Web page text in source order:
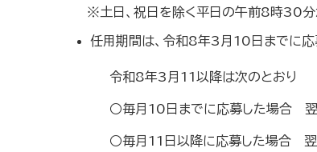
※土日、祝日を除く平日の午前8時30
任用期間は、令和8年3月10日までに
令和8年3月11以降は次のとおり
○毎月10日までに応募した場合 翌
○毎月11日以降に応募した場合 翌